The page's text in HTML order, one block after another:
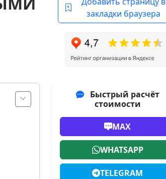
закладки браузера
Быстрый расчёт
стоимости
MAX
WHATSAPP
TELEGRAM